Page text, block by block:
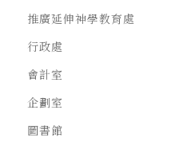
推廣延伸神學教育處
行政處
會計室
企劃室
圖書館